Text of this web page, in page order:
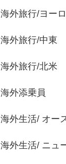
海外旅行/ヨー
海外旅行/中東
海外旅行/北米
海外添乗員
海外生活/ オー
海外生活/ ニュ